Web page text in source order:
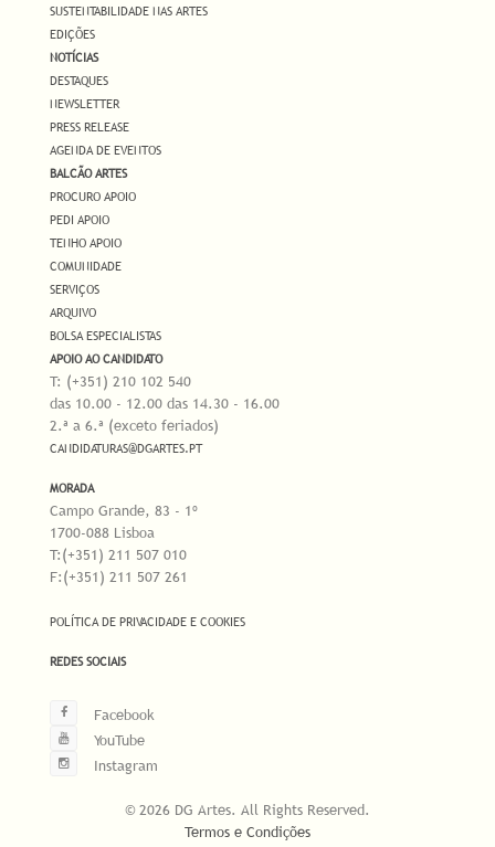
SUSTENTABILIDADE NAS ARTES
EDIÇÕES
NOTÍCIAS
DESTAQUES
NEWSLETTER
PRESS RELEASE
AGENDA DE EVENTOS
BALCÃO ARTES
PROCURO APOIO
PEDI APOIO
TENHO APOIO
COMUNIDADE
SERVIÇOS
ARQUIVO
BOLSA ESPECIALISTAS
APOIO AO CANDIDATO
T: (+351) 210 102 540
das 10.00 - 12.00 das 14.30 - 16.00
2.ª a 6.ª (exceto feriados)
CANDIDATURAS@DGARTES.PT
MORADA
Campo Grande, 83 - 1º
1700-088 Lisboa
T:(+351) 211 507 010
F:(+351) 211 507 261
POLÍTICA DE PRIVACIDADE E COOKIES
REDES SOCIAIS
Facebook
YouTube
Instagram
© 2026 DG Artes. All Rights Reserved.
Termos e Condições